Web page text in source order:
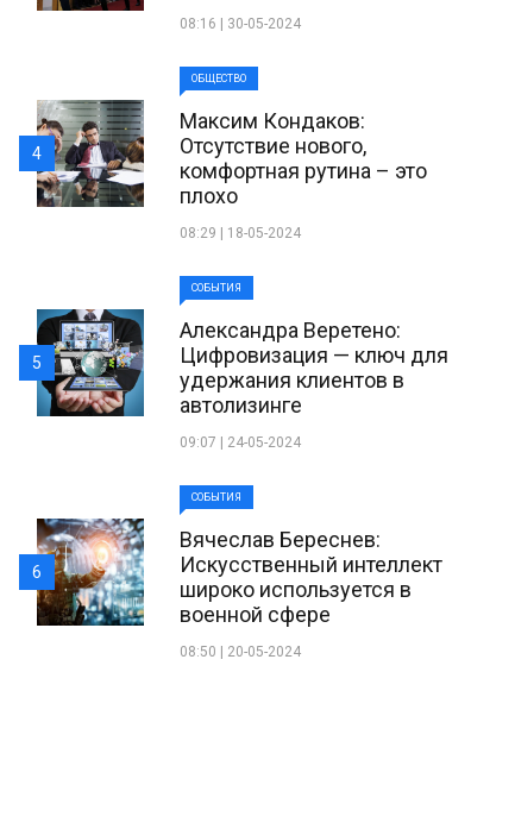
08:16 | 30-05-2024
ОБЩЕСТВО
Максим Кондаков:
Отсутствие нового,
комфортная рутина – это
плохо
08:29 | 18-05-2024
4
СОБЫТИЯ
Александра Веретено:
Цифровизация — ключ для
удержания клиентов в
автолизинге
09:07 | 24-05-2024
5
СОБЫТИЯ
Вячеслав Береснев:
Искусственный интеллект
широко используется в
военной сфере
08:50 | 20-05-2024
6